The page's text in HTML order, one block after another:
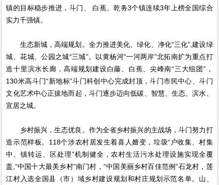
镇的目标稳步推进，斗门、 白蕉、乾务3个镇连续3年上榜全国综合
实力千强镇。
生态新城，高端规划。全力推进美化、绿化、净化“三化”,建设绿
城、花城、公园之城“三城”。以黄杨河“一河两岸”北拓南扩为重点打
造十里滨水长廊，高端规划建设白藤、白蕉、尖峰南“三大组团”，
130米高斗门“新地标”斗门科创中心完成封顶，斗门市民中心、斗门
文化艺术中心正拔地而起，斗门逐步迈向低碳、智慧、生态、滨水、
宜居之城。
乡村振兴，生态优良。作为全省乡村振兴的主战场，斗门努力打
造示范样板。118个涉农村居发生着喜人嬗变，垃圾“户收集、村集
中、镇转运、区处理”机制健全，农村生活污水处理设施实现全覆
盖,“中国十大最美乡村”南门村，“中国美丽乡村百佳范例”石龙村，莲
江村入选全国县（市）域乡村建设规划和村庄规划示范名单。山、